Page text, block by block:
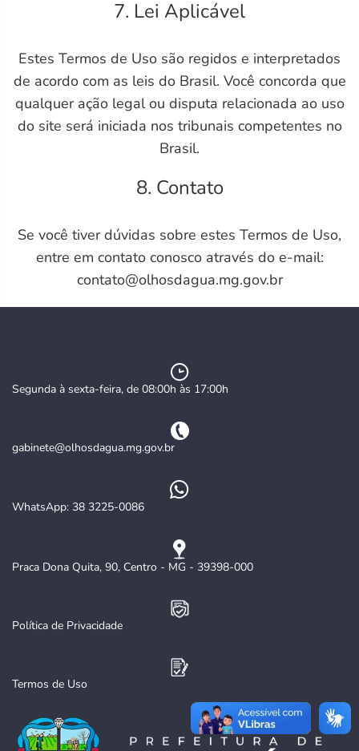
7. Lei Aplicável
Estes Termos de Uso são regidos e interpretados
de acordo com as leis do Brasil. Você concorda que
qualquer ação legal ou disputa relacionada ao uso
do site será iniciada nos tribunais competentes no
Brasil.
8. Contato
Se você tiver dúvidas sobre estes Termos de Uso,
entre em contato conosco através do e-mail:
contato@olhosdagua.mg.gov.br
Segunda à sexta-feira, de 08:00h às 17:00h
gabinete@olhosdagua.mg.gov.br
WhatsApp: 38 3225-0086
Praca Dona Quita, 90, Centro - MG - 39398-000
Política de Privacidade
Termos de Uso